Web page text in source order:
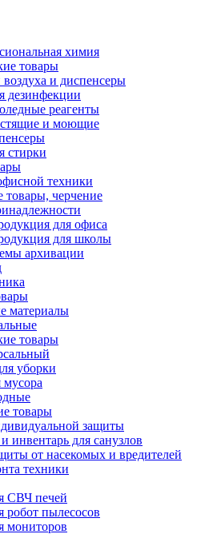
химия
товары
и диспенсеры
дезинфекции
реагенты
и моющие
стирки
техники
черчение
для офиса
для школы
архивации
материалы
товары
уборки
мусора
товары
защиты
инвентарь для санузлов
от насекомых и вредителей
техники
СВЧ печей
робот пылесосов
мониторов